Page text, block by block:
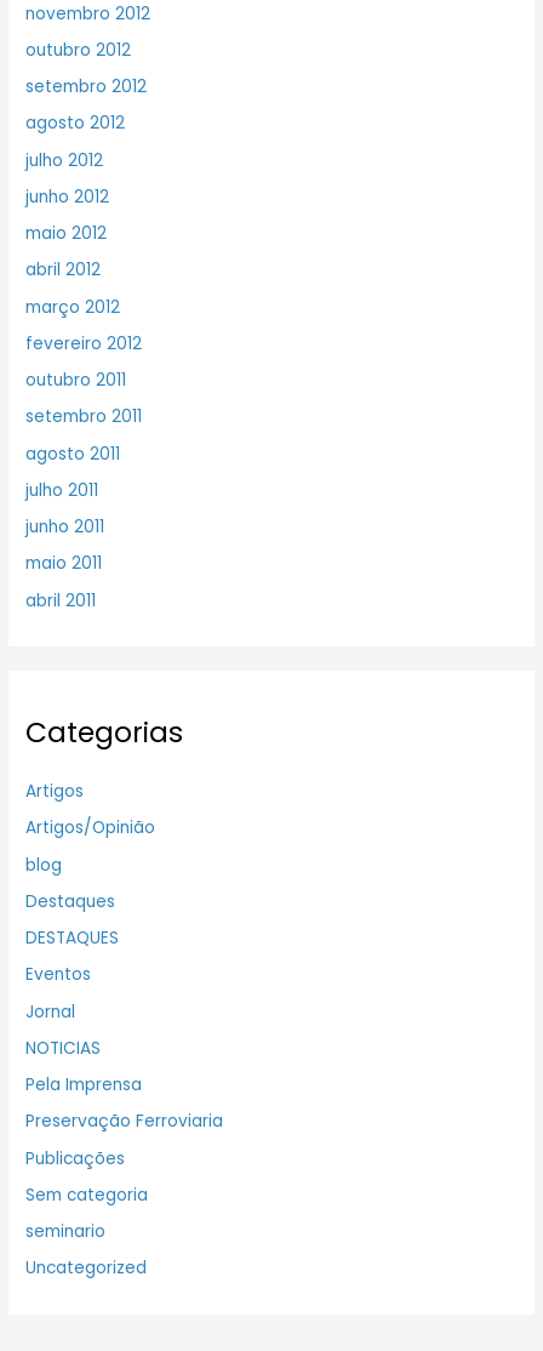
novembro 2012
outubro 2012
setembro 2012
agosto 2012
julho 2012
junho 2012
maio 2012
abril 2012
março 2012
fevereiro 2012
outubro 2011
setembro 2011
agosto 2011
julho 2011
junho 2011
maio 2011
abril 2011
Categorias
Artigos
Artigos/Opinião
blog
Destaques
DESTAQUES
Eventos
Jornal
NOTICIAS
Pela Imprensa
Preservação Ferroviaria
Publicações
Sem categoria
seminario
Uncategorized